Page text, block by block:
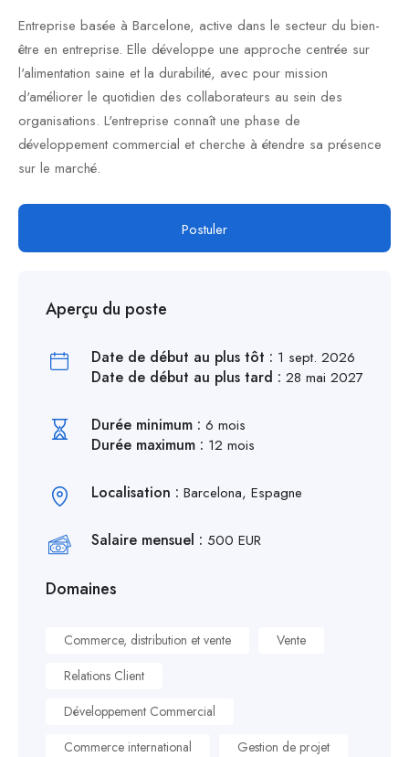
Entreprise basée à Barcelone, active dans le secteur du bien-
être en entreprise. Elle développe une approche centrée sur
l'alimentation saine et la durabilité, avec pour mission
d'améliorer le quotidien des collaborateurs au sein des
organisations. L'entreprise connaît une phase de
développement commercial et cherche à étendre sa présence
sur le marché.
Postuler
Aperçu du poste
Date de début au plus tôt : 1 sept. 2026
Date de début au plus tard : 28 mai 2027
Durée minimum : 6 mois
Durée maximum : 12 mois
Localisation : Barcelona, Espagne
Salaire mensuel : 500 EUR
Domaines
Commerce, distribution et vente
Vente
Relations Client
Développement Commercial
Commerce international
Gestion de projet